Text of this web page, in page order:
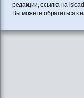
редакции, ссылка на
Вы можете обратиться к